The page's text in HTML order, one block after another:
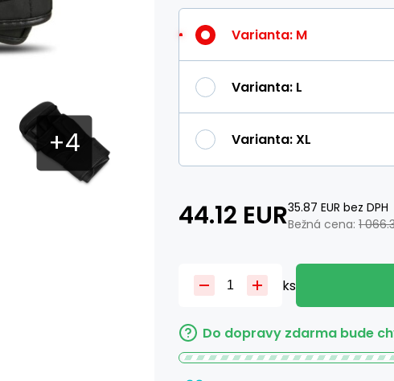
Varianta: M
Varianta: L
Varianta:XL
44.12 EUR35.87 EUR bez DPH
Bežná cena: 1
ks
Do dopravy zdarma bude